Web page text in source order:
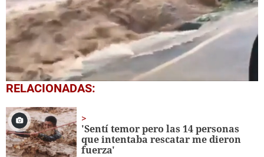
0
seconds
48
seconds
RELACIONADAS:
'Sentí temor pero las 14 personas
que intentaba rescatar me dieron
fuerza'